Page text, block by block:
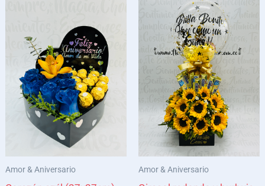
Amor & Aniversario Amor & Aniversario